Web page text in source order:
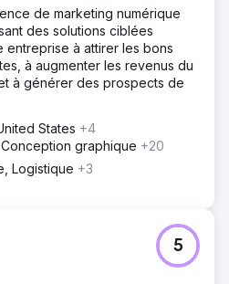
de marketing numérique
des solutions ciblées
à attirer les bons
à augmenter les revenus du
à générer des prospects de
States +4
graphique +20
Logistique +3
5